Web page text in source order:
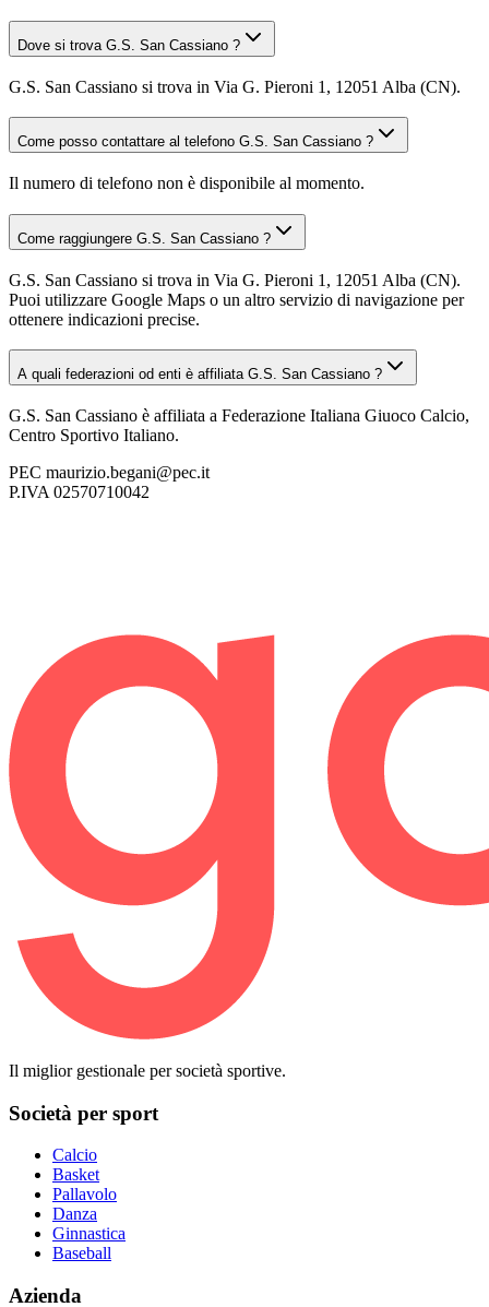
Dove si trova G.S. San Cassiano ?
G.S. San Cassiano si trova in Via G. Pieroni 1, 12051 Alba (CN).
Come posso contattare al telefono G.S. San Cassiano ?
Il numero di telefono non è disponibile al momento.
Come raggiungere G.S. San Cassiano ?
G.S. San Cassiano si trova in Via G. Pieroni 1, 12051 Alba (CN).
Puoi utilizzare Google Maps o un altro servizio di navigazione per
ottenere indicazioni precise.
A quali federazioni od enti è affiliata G.S. San Cassiano ?
G.S. San Cassiano è affiliata a Federazione Italiana Giuoco Calcio,
Centro Sportivo Italiano.
PEC maurizio.begani@pec.it
P.IVA 02570710042
Il miglior gestionale per società sportive.
Società per sport
Calcio
Basket
Pallavolo
Danza
Ginnastica
Baseball
Azienda